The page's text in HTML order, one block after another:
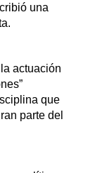
una
actuación
que
parte del